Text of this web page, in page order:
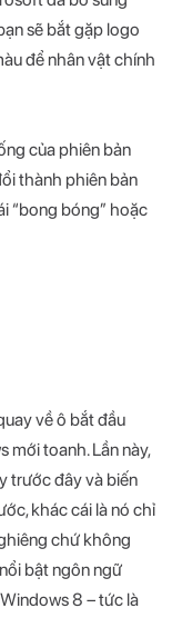
sẽ bắt gặp logo
để nhân vật chính
của phiên bản
thành phiên bản
“bong bóng” hoặc
về ô bắt đầu
mới toanh. Lần này,
trước đây và biến
khác cái là nó chỉ
chứ không
bật ngôn ngữ
8 – tức là